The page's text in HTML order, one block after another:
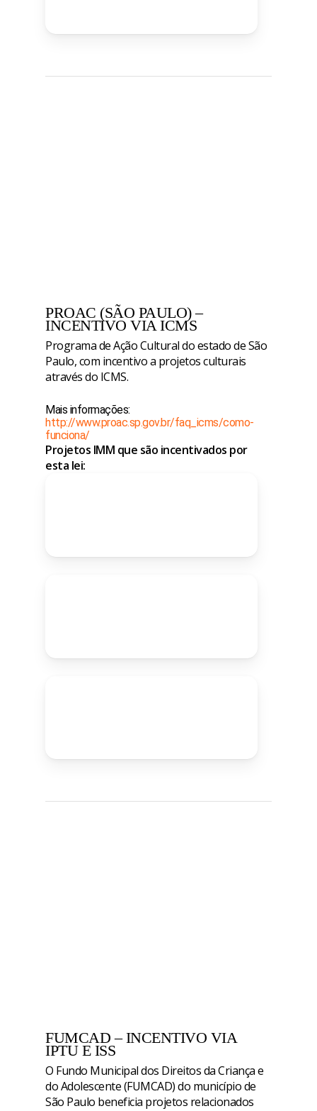
PROAC (SÃO PAULO) –
INCENTIVO VIA ICMS
Programa de Ação Cultural do estado de São
Paulo, com incentivo a projetos culturais
através do ICMS.
Mais informações:
http://www.proac.sp.gov.br/faq_icms/como-
funciona/
Projetos IMM que são incentivados por
esta lei:
FUMCAD – INCENTIVO VIA
IPTU E ISS
O Fundo Municipal dos Direitos da Criança e
do Adolescente (FUMCAD) do município de
São Paulo beneficia projetos relacionados